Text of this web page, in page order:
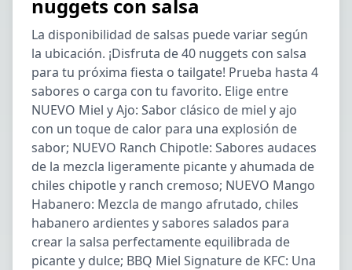
nuggets con salsa
La disponibilidad de salsas puede variar según
la ubicación. ¡Disfruta de 40 nuggets con salsa
para tu próxima fiesta o tailgate! Prueba hasta 4
sabores o carga con tu favorito. Elige entre
NUEVO Miel y Ajo: Sabor clásico de miel y ajo
con un toque de calor para una explosión de
sabor; NUEVO Ranch Chipotle: Sabores audaces
de la mezcla ligeramente picante y ahumada de
chiles chipotle y ranch cremoso; NUEVO Mango
Habanero: Mezcla de mango afrutado, chiles
habanero ardientes y sabores salados para
crear la salsa perfectamente equilibrada de
picante y dulce; BBQ Miel Signature de KFC: Una